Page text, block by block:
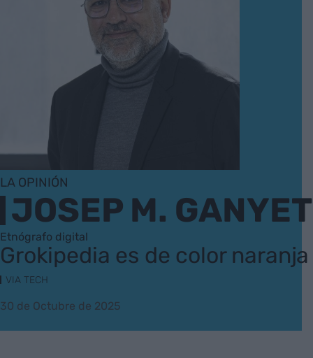
LA OPINIÓN
JOSEP M. GANYET
Etnógrafo digital
Grokipedia es de color naranja
VIA TECH
30 de Octubre de 2025